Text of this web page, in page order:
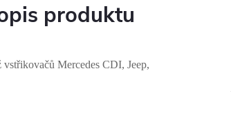
produktu
vstřikovačů Mercedes CDI, Jeep,